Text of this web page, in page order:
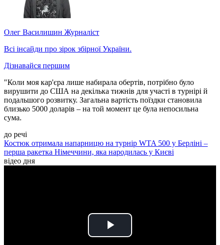
Олег Василишин Журналіст
Всі інсайди про зірок збірної України.
Дізнавайся першим
"Коли моя кар'єра лише набирала обертів, потрібно було
вирушити до США на декілька тижнів для участі в турнірі й
подальшого розвитку. Загальна вартість поїздки становила
близько 5000 доларів – на той момент це була непосильна
сума.
до речі
Костюк отримала напарницю на турнір WTA 500 у Берліні –
перша ракетка Німеччини, яка народилась у Києві
відео дня
Play